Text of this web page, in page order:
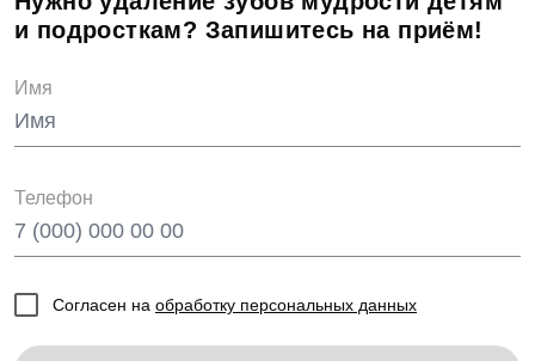
и подросткам? Запишитесь на приём!
Имя
Телефон
Согласен на обработку персональных данных